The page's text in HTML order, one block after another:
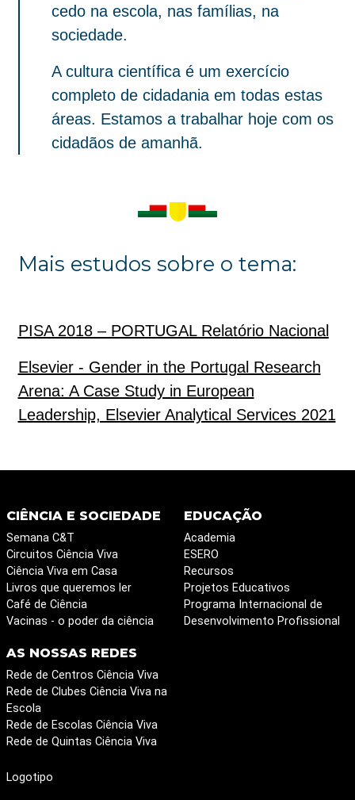
cedo na escola, nas famílias, na
sociedade.
A cultura científica é um exercício
completo de cidadania em todas estas
áreas. Estamos a trabalhar hoje com os
cidadãos de amanhã.
Mais estudos sobre o tema:
PISA 2018 – PORTUGAL Relatório Nacional
Elsevier - Gender in the Portugal Research
Arena: A Case Study in European
Leadership, Elsevier Analytical Services 2021
CIÊNCIA E SOCIEDADE
Semana C&T
Circuitos Ciência Viva
Ciência Viva em Casa
Livros que queremos ler
Café de Ciência
Vacinas - o poder da ciência
EDUCAÇÃO
Academia
ESERO
Recursos
Projetos Educativos
Programa Internacional de
Desenvolvimento Profissional
AS NOSSAS REDES
Rede de Centros Ciência Viva
Rede de Clubes Ciência Viva na
Escola
Rede de Escolas Ciência Viva
Rede de Quintas Ciência Viva
Logotipo